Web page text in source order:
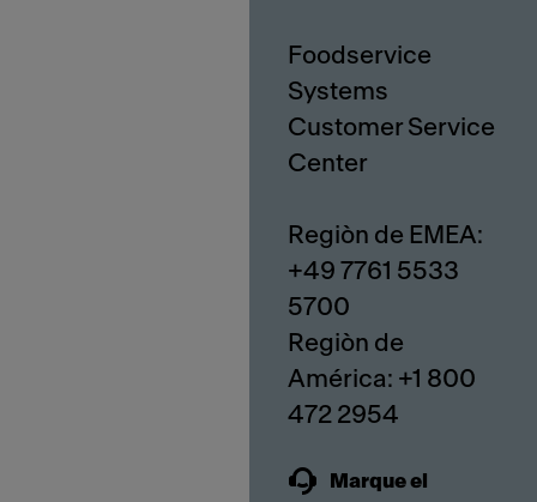
Foodservice
Systems
Customer Service
Center
Regiòn de EMEA:
+49 7761 5533
5700
Regiòn de
América: +1 800
Marque el